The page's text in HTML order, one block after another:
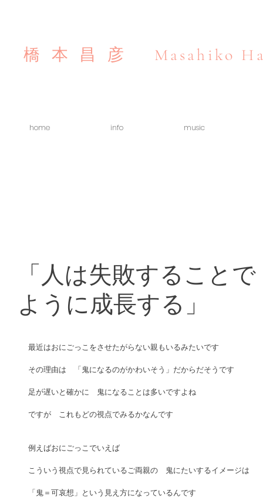
橋本昌彦 Masahiko
home info music
「人は失敗すること
ように成長する」
最近はおにごっこをさせたがらない親もいるみたいです
その理由は　「鬼になるのがかわいそう」だからだそうです
足が遅いと確かに　鬼になることは多いですよね
ですが　これもどの視点でみるかなんです
例えばおにごっこでいえば
こういう視点で見られているご両親の　鬼にたいするイメージは
「鬼＝可哀想」という見え方になっているんです